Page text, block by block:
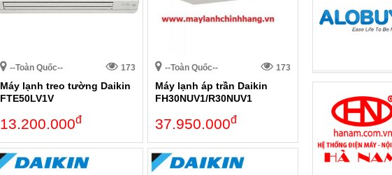
--Toàn Quốc-- 173
Máy lạnh treo tường Daikin
FTE50LV1V
13.200.000đ
--Toàn Quốc-- 173
Máy lạnh áp trần Daikin
FH30NUV1/R30NUV1
37.950.000đ